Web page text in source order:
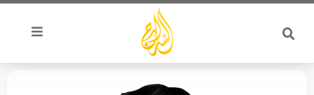
تخطي
المحتوى